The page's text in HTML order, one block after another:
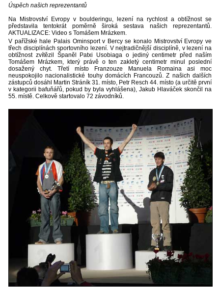
Úspěch našich reprezentantů
Na Mistrovství Evropy v boulderingu, lezení na rychlost a obtížnost se
představila tentokrát poměrně široká sestava našich reprezentantů.
AKTUALIZACE: Video s Tomášem Mrázkem.
V pařížské hale Palais Ominsport v Bercy se konalo Mistrovství Evropy ve
třech disciplínách sportovního lezení. V nejtradičnější disciplíně, v lezení na
obtížnost zvítězil Španěl Patxi Usobiaga o jediný centimetr před naším
Tomášem Mrázkem, který právě o ten zakletý centimetr minul poslední
dosažený chyt. Třetí místo Franzouze Manuela Romaina asi moc
neuspokojilo nacionalistické touhy domácích Francouzů. Z našich dalších
zástupců dosáhl Martin Stráník 31. místo, Petr Resch 44. místo (a určitě první
v kategorii bafuňářů, pokud by byla vyhlášena), Jakub Hlaváček skončil na
55. místě. Celkově startovalo 72 závodníků.